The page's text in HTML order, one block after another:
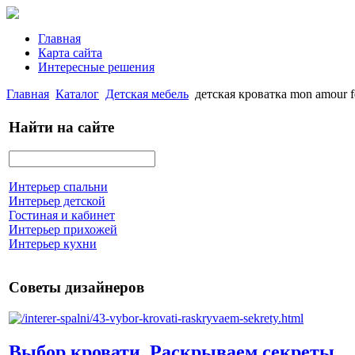
Главная
Карта сайта
Интересные решения
Главная Каталог Детская мебель детская кроватка mon amour
Найти на сайте
Интерьер спальни
Интерьер детской
Гостиная и кабинет
Интерьер прихожей
Интерьер кухни
Советы дизайнеров